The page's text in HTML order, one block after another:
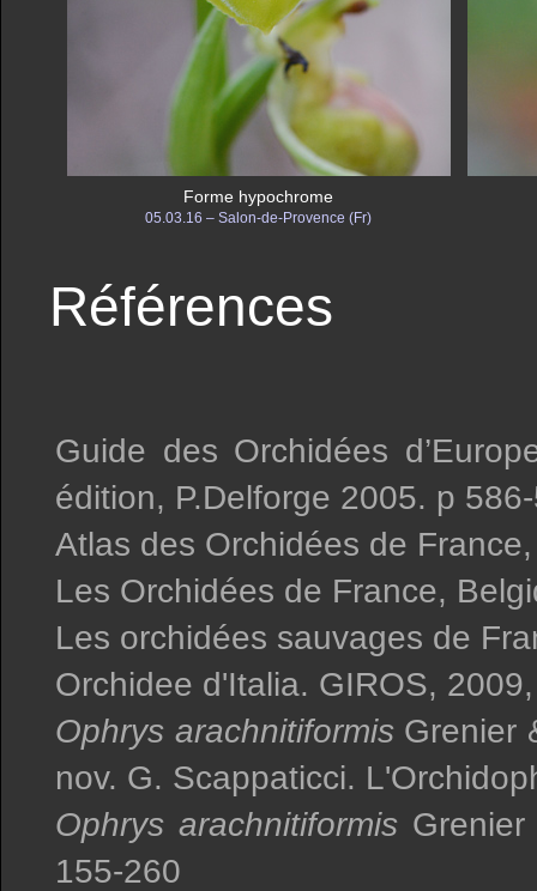
Forme hypochrome
05.03.16 – Salon-de-Provence (Fr)
Références
Guide des Orchidées
édition, P.Delforge 2005. p
Atlas des Orchidées de
Les Orchidées de France,
Les orchidées sauvages de
Orchidee d'Italia. GIROS,
Ophrys arachnitiformisGrenier
nov. G. Scappaticci.
Ophrys arachnitiformis
155-260